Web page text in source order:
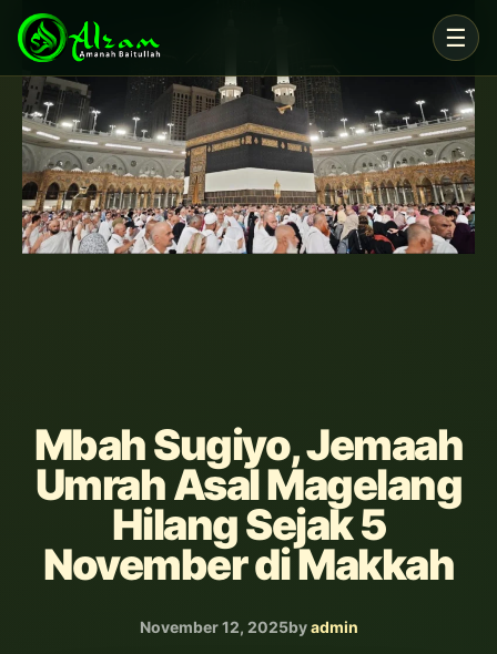
☰
Skip
content
Mbah Sugiyo, Jemaah
Umrah Asal Magelang
Hilang Sejak 5
November di Makkah
November 12, 2025byadmin